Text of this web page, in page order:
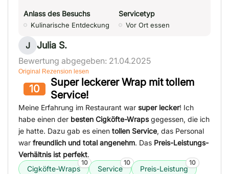
Anlass des Besuchs
Kulinarische Entdeckung
Servicetyp
Vor Ort essen
J Julia S.
Bewertung abgegeben: 21.04.2025
Original Rezension lesen
10
Super leckerer Wrap mit tollem
Service!
Meine Erfahrung im Restaurant war super lecker! Ich
habe einen der besten Cigköfte-Wrapsgegessen, die ich
je hatte. Dazu gab es einen tollen Service, das Personal
war freundlich und total angenehm. Das Preis-Leistungs-
Verhältnis ist perfekt.
Cigköfte-Wraps
10
Service
10
Preis-Leistung
10